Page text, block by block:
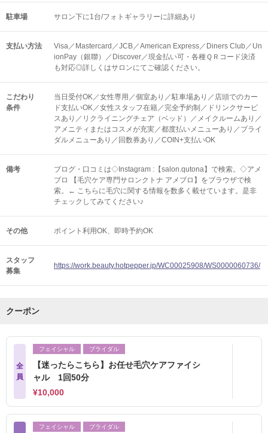
駐車場 サロン下に1台/フォトギャラリーに詳細あり
支払い方法
Visa／Mastercard／JCB／American Express／Diners Club／Un
ionPay（銀聯）／Discover／現金払い可・各種ＱＲコード決済
も対応◎詳しくはサロンにてご確認ください。
こだわり
条件
当日受付OK／女性専用／個室あり／駐車場あり／店頭でのカー
ド支払いOK／女性スタッフ在籍／完全予約制／ドリンクサービ
スあり／リクライニングチェア（ベッド）／メイクルームあり／
アメニティまたはコスメが充実／都度払いメニューあり／ブライ
ダルメニューあり／回数券あり／COIN+支払いOK
備考
ブログ・口コミは◇Instagram :【salon.qutona】で検索。◇アメ
ブロ 【毛穴ケア専門サロンクトナ アメブロ】をブラウザで検
索。← こちらに毛穴に関する情報を数多く載せています。是非
チェックしてみてください♪
その他 ポイント利用OK 即時予約OK
スタッフ
募集
https://work.beauty.hotpepper.jp/WC00025908/WS0000060736/
クーポン
全
員
フェイシャル ブライダル
【迷ったらこちら】お任せ毛穴ケアファイシ
ャル 1回50分
¥10,000
フェイシャル ブライダル